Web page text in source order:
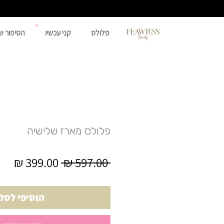
פלולס קני עכשיו הסיפור
פלולס מארז שלישיה
‏597.00 ‏₪
מחיר
הוסיפי